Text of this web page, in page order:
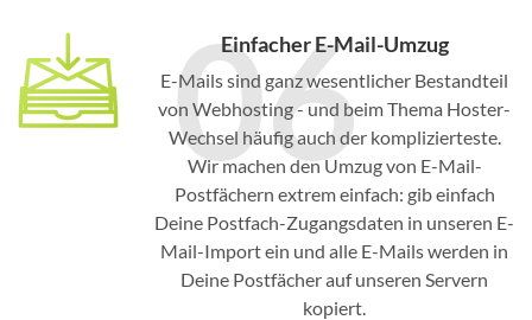
06
Einfacher E-Mail-Umzug
E-Mails sind ganz wesentlicher Bestandteil
von Webhosting - und beim Thema Hoster-
Wechsel häufig auch der komplizierteste.
Wir machen den Umzug von E-Mail-
Postfächern extrem einfach: gib einfach
Deine Postfach-Zugangsdaten in unseren E-
Mail-Import ein und alle E-Mails werden in
Deine Postfächer auf unseren Servern
kopiert.